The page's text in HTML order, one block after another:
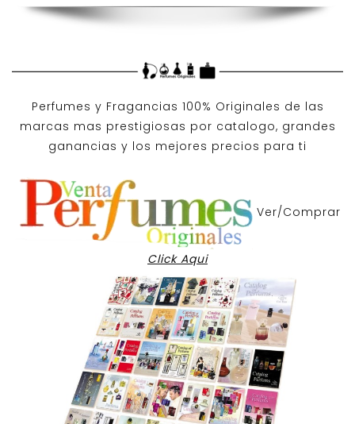
Perfumes y Fragancias 100% Originales de las
marcas mas prestigiosas por catalogo, grandes
ganancias y los mejores precios para ti
Ver/Comprar
Click Aqui